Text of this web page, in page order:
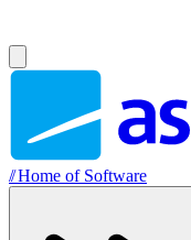
//Home of Software